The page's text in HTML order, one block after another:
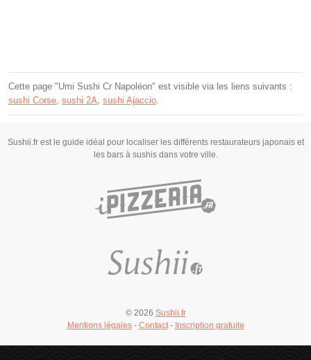
Cette page "Umi Sushi Cr Napoléon" est visible via les liens suivants :
sushi Corse, sushi 2A, sushi Ajaccio.
Sushii.fr est le guide idéal pour localiser les différents restaurateurs japonais et
les bars à sushis dans votre ville.
© 2026 Sushii.fr
Mentions légales- Contact- Inscription gratuite